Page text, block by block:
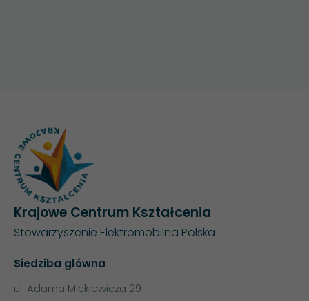
Krajowe Centrum Kształcenia
Stowarzyszenie Elektromobilna Polska
Siedziba główna
ul. Adama Mickiewicza 29